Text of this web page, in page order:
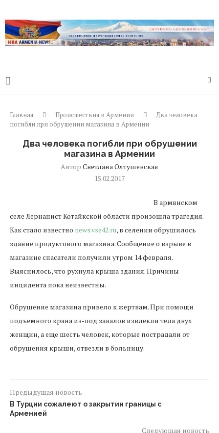
Главная Происшествия в Армении
Два человека
погибли при обрушении магазина в Армении
Два человека погибли при обрушении
магазина в Армении
Автор Светлана Олтушевская
15.02.2017
В армянском
селе Лернанист Котайкской области произошла трагедия.
Как стало известно news.vse42.ru, в селении обрушилось
здание продуктового магазина. Сообщение о взрыве в
магазине спасатели получили утром 14 февраля.
Выяснилось, что рухнула крыша здания. Причины
инцидента пока неизвестны.
Обрушение магазина привело к жертвам. При помощи
подъемного крана из-под завалов извлекли тела двух
женщин, а еще шесть человек, которые пострадали от
обрушения крыши, отвезли в больницу.
Предыдущая новость
В Турции сожалеют о закрытии границы с
Арменией
Следующая новость